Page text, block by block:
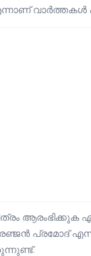
വാർത്തകൾ
ആരംഭിക്കുക
പ്രമോദ്